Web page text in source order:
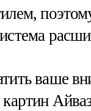
ваше